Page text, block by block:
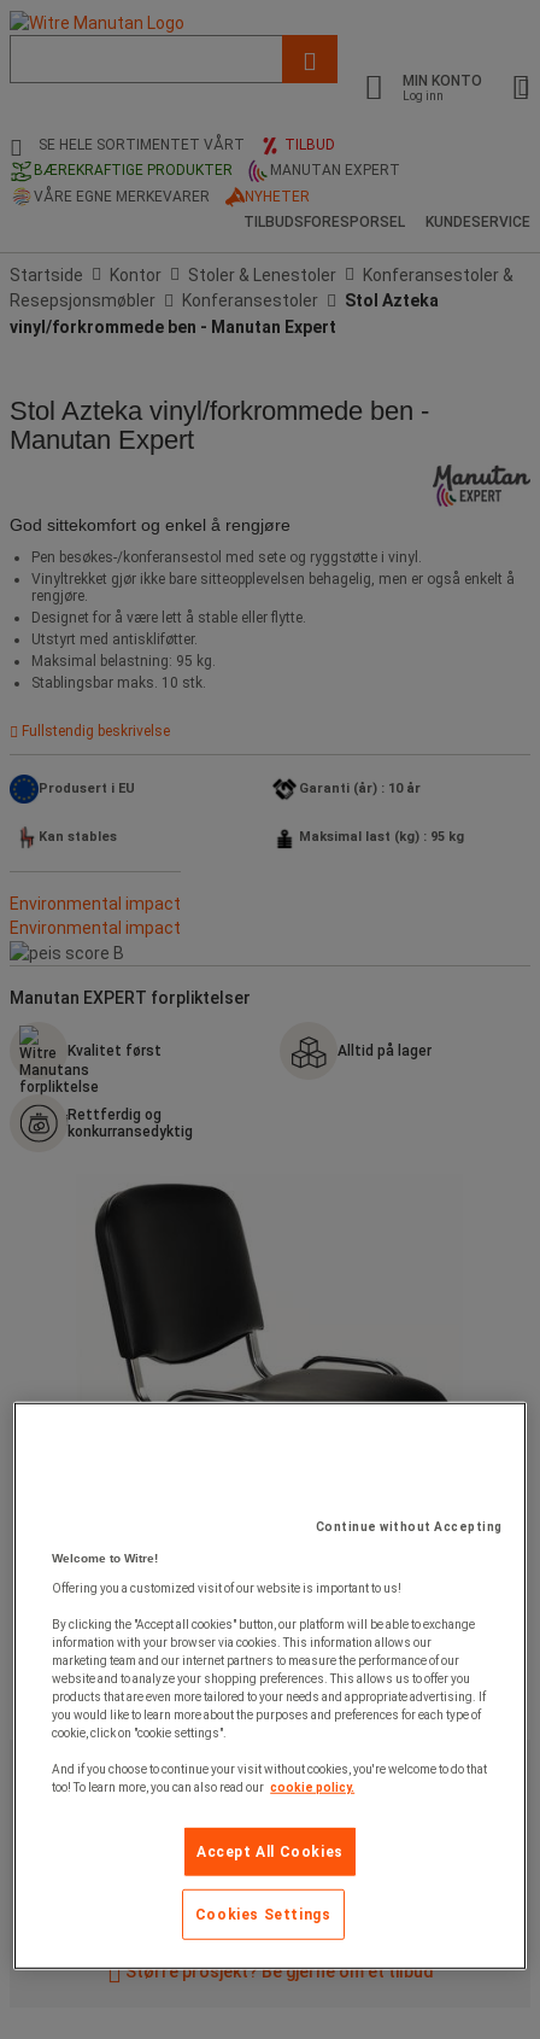
og
søkehistorikk
MIN KONTO
Log inn
SE HELE SORTIMENTET VÅRT
TILBUD
BÆREKRAFTIGE PRODUKTER
MANUTAN EXPERT
VÅRE EGNE MERKEVARER
NYHETER
TILBUDSFORESPORSEL
KUNDESERVICE
Startside Kontor Stoler & Lenestoler
Konferansestoler &
Resepsjonsmøbler
Konferansestoler
Stol Azteka
vinyl/forkrommede ben - Manutan Expert
Stol Azteka vinyl/forkrommede ben -
Manutan Expert
God sittekomfort og enkel å rengjøre
Pen besøkes-/konferansestol med sete og ryggstøtte i vinyl.
Vinyltrekket gjør ikke bare sitteopplevelsen behagelig, men er også enkelt å
rengjøre.
Designet for å være lett å stable eller flytte.
Utstyrt med antiskliføtter.
Maksimal belastning: 95 kg.
Stablingsbar maks. 10 stk.
Fullstendig beskrivelse
Produsert i EU Garanti (år) : 10 år
Kan stables Maksimal last (kg) : 95 kg
Environmental impact
Environmental impact
Manutan EXPERT forpliktelser
Kvalitet først Alltid på lager
Rettferdig og
konkurransedyktig
669,00 krekskl. mva
836,25 kr Inkl. mva
Kjøp nå
Større prosjekt? Be gjerne om et tilbud
Continue without Accepting
Welcome to Witre!
Offering you a customized visit of our website is important to us!
By clicking the "Accept all cookies" button, our platform will be able to exchange
information with your browser via cookies. This information allows our
marketing team and our internet partners to measure the performance of our
website and to analyze your shopping preferences. This allows us to offer you
products that are even more tailored to your needs and appropriate advertising. If
you would like to learn more about the purposes and preferences for each type of
cookie, click on "cookie settings".
And if you choose to continue your visit without cookies, you're welcome to do that
too! To learn more, you can also read our cookie policy.
Accept All Cookies
Cookies Settings